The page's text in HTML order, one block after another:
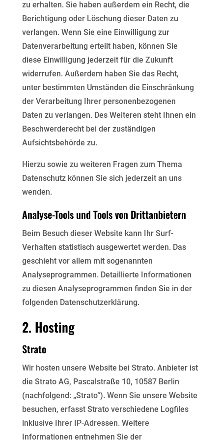
zu erhalten. Sie haben außerdem ein Recht, die
Berichtigung oder Löschung dieser Daten zu
verlangen. Wenn Sie eine Einwilligung zur
Datenverarbeitung erteilt haben, können Sie
diese Einwilligung jederzeit für die Zukunft
widerrufen. Außerdem haben Sie das Recht,
unter bestimmten Umständen die Einschränkung
der Verarbeitung Ihrer personenbezogenen
Daten zu verlangen. Des Weiteren steht Ihnen ein
Beschwerderecht bei der zuständigen
Aufsichtsbehörde zu.
Hierzu sowie zu weiteren Fragen zum Thema
Datenschutz können Sie sich jederzeit an uns
wenden.
Analyse-Tools und Tools von Drittanbietern
Beim Besuch dieser Website kann Ihr Surf-
Verhalten statistisch ausgewertet werden. Das
geschieht vor allem mit sogenannten
Analyseprogrammen. Detaillierte Informationen
zu diesen Analyseprogrammen finden Sie in der
folgenden Datenschutzerklärung.
2. Hosting
Strato
Wir hosten unsere Website bei Strato. Anbieter ist
die Strato AG, Pascalstraße 10, 10587 Berlin
(nachfolgend: „Strato“). Wenn Sie unsere Website
besuchen, erfasst Strato verschiedene Logfiles
inklusive Ihrer IP-Adressen. Weitere
Informationen entnehmen Sie der